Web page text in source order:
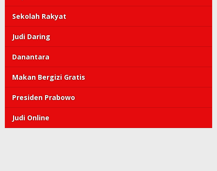
Sekolah Rakyat
Judi Daring
Danantara
Makan Bergizi Gratis
Presiden Prabowo
Judi Online